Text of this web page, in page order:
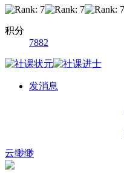
积分
7882
发消息
云缈缈